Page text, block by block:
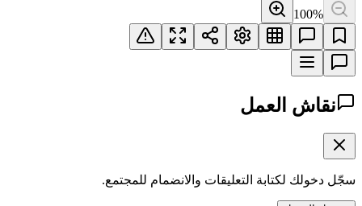
100%
نقاش العمل
سجّل دخولك لكتابة التعليقات والانضمام للمجتمع.